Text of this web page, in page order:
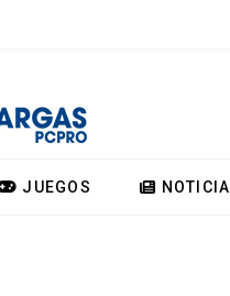
JUEGOS NOTICIA